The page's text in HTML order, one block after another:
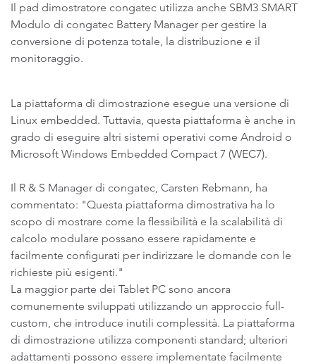
Il pad dimostratore congatec utilizza anche SBM3 SMART
Modulo di congatec Battery Manager per gestire la
conversione di potenza totale, la distribuzione e il
monitoraggio.
La piattaforma di dimostrazione esegue una versione di
Linux embedded. Tuttavia, questa piattaforma è anche in
grado di eseguire altri sistemi operativi come Android o
Microsoft Windows Embedded Compact 7 (WEC7).
Il R & S Manager di congatec, Carsten Rebmann, ha
commentato: "Questa piattaforma dimostrativa ha lo
scopo di mostrare come la flessibilità e la scalabilità di
calcolo modulare possano essere rapidamente e
facilmente configurati per indirizzare le domande con le
richieste più esigenti."
La maggior parte dei Tablet PC sono ancora
comunemente sviluppati utilizzando un approccio full-
custom, che introduce inutili complessità. La piattaforma
di dimostrazione utilizza componenti standard; ulteriori
adattamenti possono essere implementate facilmente